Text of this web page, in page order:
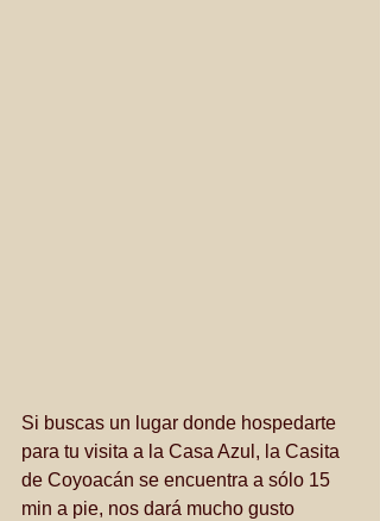
Si buscas un lugar donde hospedarte
para tu visita a la Casa Azul, la Casita
de Coyoacán se encuentra a sólo 15
min a pie, nos dará mucho gusto